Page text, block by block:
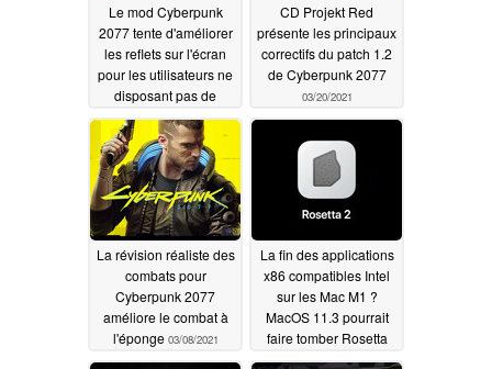
Le mod Cyberpunk
2077 tente d'améliorer
les reflets sur l'écran
pour les utilisateurs ne
disposant pas de
cartes graphiques RTX
GeForce03/25/2021
CD Projekt Red
présente les principaux
correctifs du patch 1.2
de Cyberpunk 2077
03/20/2021
La révision réaliste des
combats pour
Cyberpunk 2077
améliore le combat à
l'éponge 03/08/2021
La fin des applications
x86 compatibles Intel
sur les Mac M1 ?
MacOS 11.3 pourrait
faire tomber Rosetta
dans certains pays